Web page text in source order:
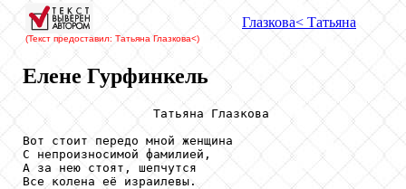
(Текст предоставил: Татьяна Глазкова<)
Глазкова< Татьяна
Елене Гурфинкель
                  Татьяна Глазкова
Вот стоит передо мной женщина
С непроизносимой фамилией,
А за нею стоят, шепчутся
Все колена её израилевы.